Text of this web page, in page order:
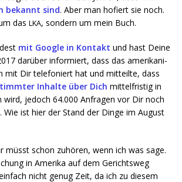
bekannt sind. Aber man hofiert sie noch.
das LKA, son­dern um mein Buch.
mit Goog­le in Kon­takt und hast Dei­ne
dar­über infor­miert, dass das ame­ri­ka­ni­
mit Dir tele­fo­niert hat und mit­teil­te, dass
Inhal­te über Dich mit­tel­fris­tig in
jedoch 64.000 Anfra­gen vor Dir noch
Wie ist hier der Stand der Din­ge im August
müsst schon zuhö­ren, wenn ich was sage.
in Ame­ri­ka auf dem Gerichts­weg
nicht genug Zeit, da ich zu die­sem